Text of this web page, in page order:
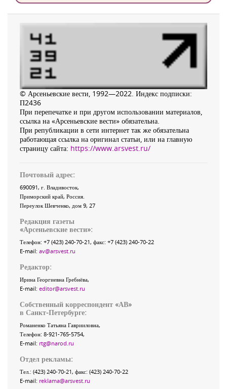
© Арсеньевские вести, 1992—2022. Индекс подписки:
П2436
При перепечатке и при другом использовании материалов,
ссылка на «Арсеньевские вести» обязательна.
При републикации в сети интернет так же обязательна
работающая ссылка на оригинал статьи, или на главную
страницу сайта: https://www.arsvest.ru/
Почтовый адрес:
690091, г. Владивосток,
Приморский край, Россия
Переулок Шевченко, дом 9, 27
Редакция газеты
«Арсеньевские вести»:
Телефон: +7 (423) 240-70-21, факс: +7 (423) 240-70-22
E-mail: av@arsvest.ru
Редактор:
Ирина Георгиевна Гребнёва,
E-mail: editor@arsvest.ru
Собственный корреспондент «АВ»
в Санкт-Петербурге:
Романенко Татьяна Гаврииловна,
Телефон: 8-921-765-5754,
E-mail: rtg@narod.ru
Отдел рекламы:
Тел.: (423) 240-70-21, факс: (423) 240-70-22
E-mail: reklama@arsvest.ru